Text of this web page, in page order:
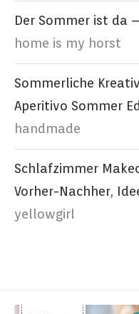
Der Sommer ist da
home is my horst
Sommerliche
Aperitivo Sommer
handmade
Schlafzimmer
Vorher-Nachher,
yellowgirl